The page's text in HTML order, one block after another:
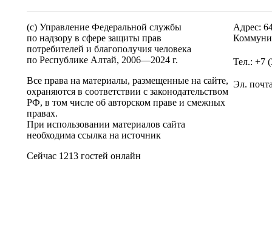
(c) Управление Федеральной службы
по надзору в сфере защиты прав
потребителей и благополучия человека
по Республике Алтай, 2006—2024 г.
Все права на материалы, размещенные на сайте,
охраняются в соответствии с законодательством
РФ, в том числе об авторском праве и смежных
правах.
При использовании материалов сайта
необходима ссылка на источник
Сейчас 1213 гостей онлайн
Адрес:
Тел.: +7
Эл.